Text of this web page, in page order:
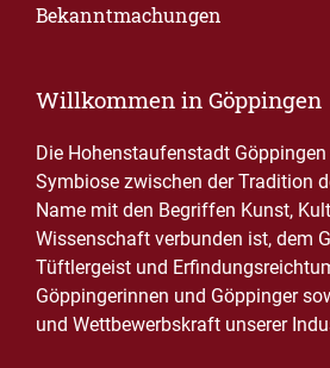
Bekanntmachungen
Willkommen in Göppingen
Die Hohenstaufenstadt
Symbiose zwischen der Tradition
Name mit den Begriffen Kunst,
Wissenschaft verbunden ist, dem
Tüftlergeist und
Göppingerinnen und Göppinger
und Wettbewerbskraft unserer